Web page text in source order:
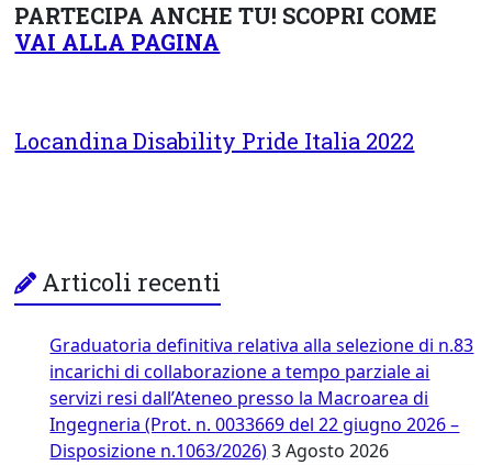
PARTECIPA ANCHE TU! SCOPRI COME
VAI ALLA PAGINA
Locandina Disability Pride Italia 2022
Articoli recenti
Graduatoria definitiva relativa alla selezione di n.83
incarichi di collaborazione a tempo parziale ai
servizi resi dall’Ateneo presso la Macroarea di
Ingegneria (Prot. n. 0033669 del 22 giugno 2026 –
Disposizione n.1063/2026) 3 Agosto 2026